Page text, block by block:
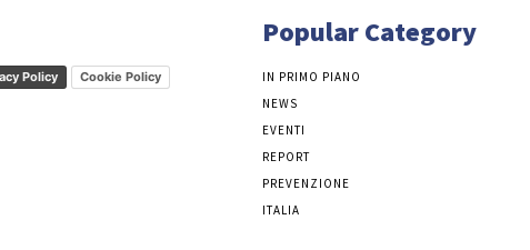
Policy Cookie Policy
Popular Category
IN PRIMO PIANO
NEWS
EVENTI
REPORT
PREVENZIONE
ITALIA